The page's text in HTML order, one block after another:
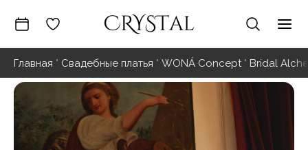
содержимому
Главная " Свадебные платья " WONÁ Concept" Bridal